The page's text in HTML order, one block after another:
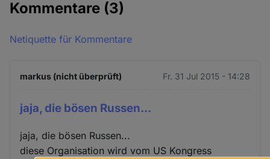
Kommentare (3)
Netiquette für Kommentare
markus (nicht überprüft) Fr. 31 Jul 2015 - 14:28
jaja, die bösen Russen...
jaja, die bösen Russen...
diese Organisation wird vom US Kongress